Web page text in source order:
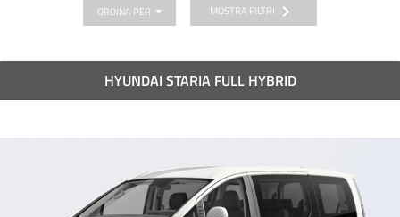
ORDINA PER MOSTRA FILTRI chevron_right
HYUNDAI STARIA FULL HYBRID